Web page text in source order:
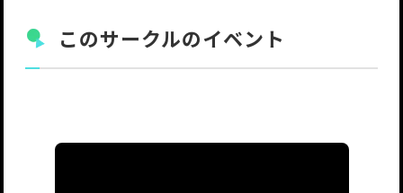
このサークルのイベント